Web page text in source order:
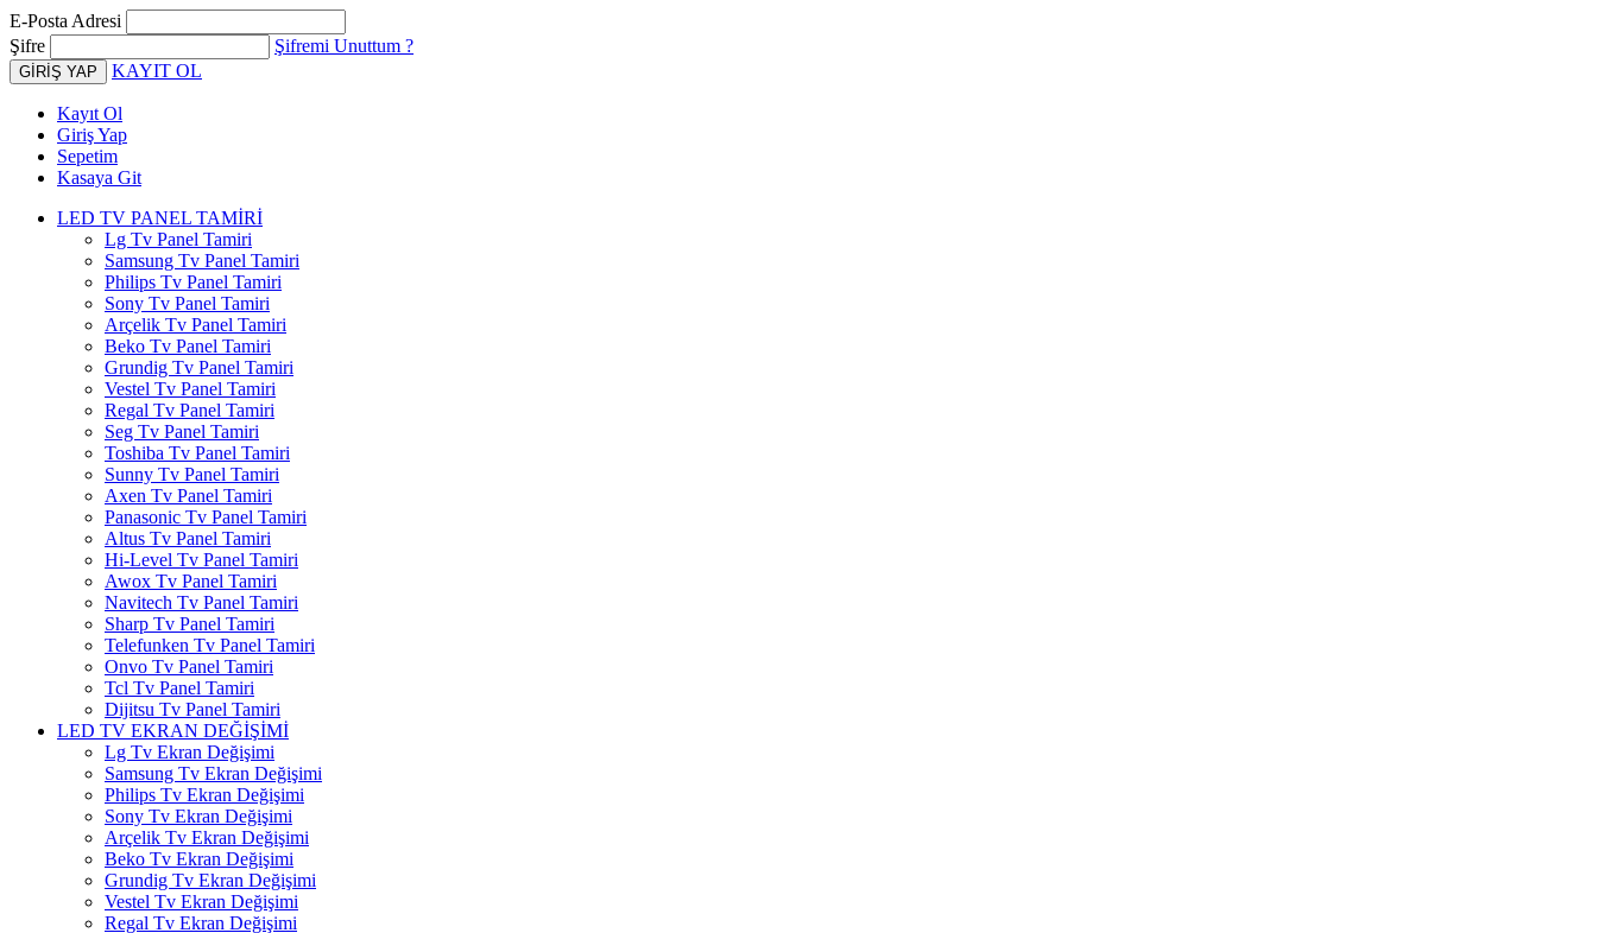
E-Posta Adresi
Şifre
Şifremi Unuttum ?
KAYIT OL
Kayıt Ol
Giriş Yap
Sepetim
Kasaya Git
LED TV PANEL TAMİRİ
Lg Tv Panel Tamiri
Samsung Tv Panel Tamiri
Philips Tv Panel Tamiri
Sony Tv Panel Tamiri
Arçelik Tv Panel Tamiri
Beko Tv Panel Tamiri
Grundig Tv Panel Tamiri
Vestel Tv Panel Tamiri
Regal Tv Panel Tamiri
Seg Tv Panel Tamiri
Toshiba Tv Panel Tamiri
Sunny Tv Panel Tamiri
Axen Tv Panel Tamiri
Panasonic Tv Panel Tamiri
Altus Tv Panel Tamiri
Hi-Level Tv Panel Tamiri
Awox Tv Panel Tamiri
Navitech Tv Panel Tamiri
Sharp Tv Panel Tamiri
Telefunken Tv Panel Tamiri
Onvo Tv Panel Tamiri
Tcl Tv Panel Tamiri
Dijitsu Tv Panel Tamiri
LED TV EKRAN DEĞİŞİMİ
Lg Tv Ekran Değişimi
Samsung Tv Ekran Değişimi
Philips Tv Ekran Değişimi
Sony Tv Ekran Değişimi
Arçelik Tv Ekran Değişimi
Beko Tv Ekran Değişimi
Grundig Tv Ekran Değişimi
Vestel Tv Ekran Değişimi
Regal Tv Ekran Değişimi